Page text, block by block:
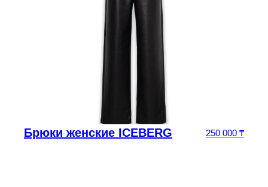
цена составляла 293 750 ₸.
Брюки женские ICEBERG 250 000 ₸